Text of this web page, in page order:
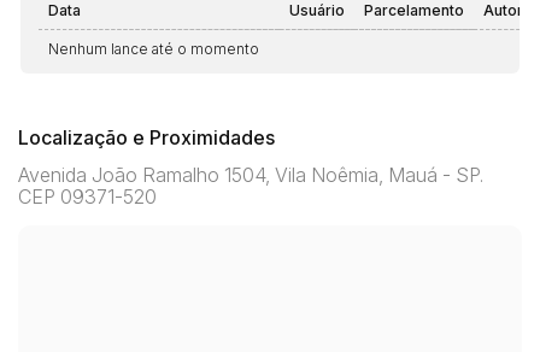
Data Usuário Parcelamento
Nenhum lance até o momento
Localização e Proximidades
Avenida João Ramalho 1504, Vila Noêmia, Mauá - SP.
CEP 09371-520